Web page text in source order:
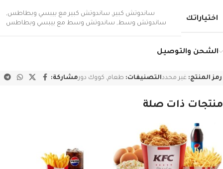
اختياراتك
ساندوتش كبير, ساندوتش كبير مع بيبسي وبطاطس,
ساندوتش وسط, ساندوتش وسط مع بيبسي وبطاطس
الشحن والتوصيل
رمز المنتج: غير محددالتصنيفات: طعام, كووك دورمشاركة:
منتجات ذات صلة